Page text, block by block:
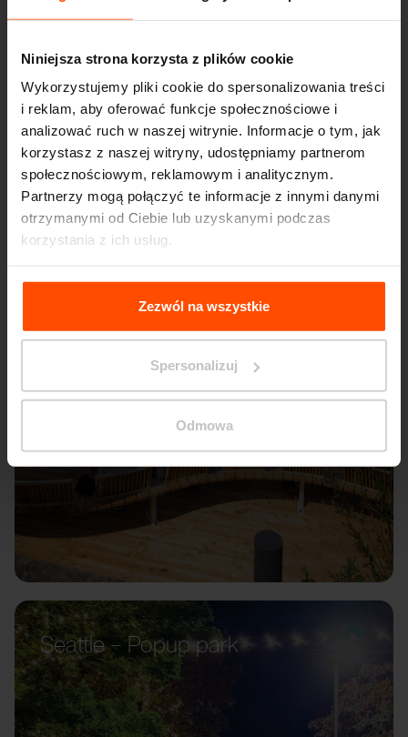
Niniejsza strona korzysta z plików cookie
Wykorzystujemy pliki cookie do spersonalizowania treści
i reklam, aby oferować funkcje społecznościowe i
analizować ruch w naszej witrynie. Informacje o tym, jak
korzystasz z naszej witryny, udostępniamy partnerom
społecznościowym, reklamowym i analitycznym.
Partnerzy mogą połączyć te informacje z innymi danymi
otrzymanymi od Ciebie lub uzyskanymi podczas
korzystania z ich usług.
Więcej informacji można znaleźć na stroniePrinciples
Relating to the Processing Personal Data
Zezwól na wszystkie
Spersonalizuj
Odmowa
Kolejne projekty
Wien – Donauterasse
Seattle – Popup park